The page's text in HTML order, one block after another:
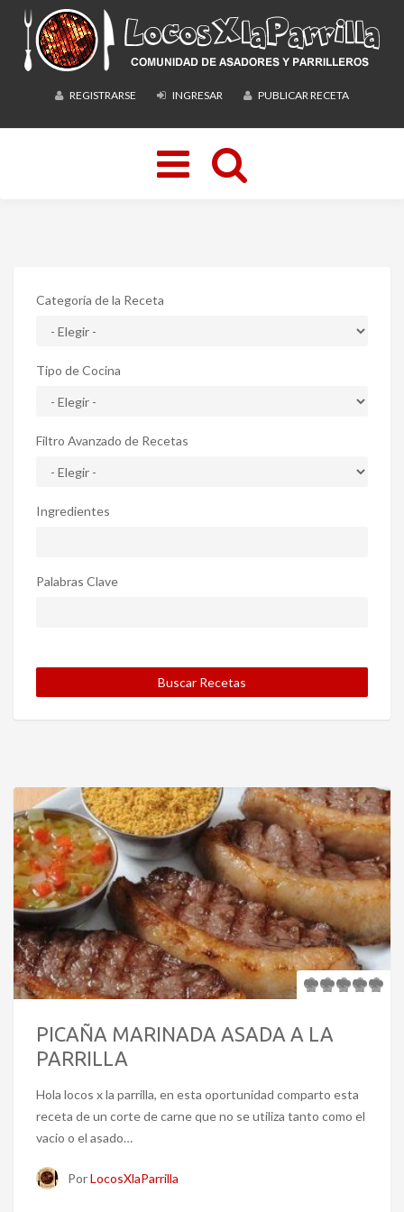
REGISTRARSE INGRESAR PUBLICAR RECETA
Toggle
navigation
Categoría de la Receta
Tipo de Cocina
Filtro Avanzado de Recetas
Ingredientes
Palabras Clave
Buscar Recetas
PICAÑA MARINADA ASADA A LA
PARRILLA
Hola locos x la parrilla, en esta oportunidad comparto esta
receta de un corte de carne que no se utiliza tanto como el
vacio o el asado…
PorLocosXlaParrilla